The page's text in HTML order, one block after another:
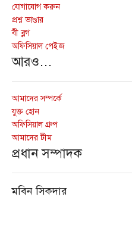
যোগাযোগ করুন
প্রশ্ন ভাণ্ডার
বী ব্লগ
অফিসিয়াল পেইজ
আরও…
আমাদের সম্পর্কে
যুক্ত হোন
অফিসিয়াল গ্রুপ
আমাদের টীম
প্রধান সম্পাদক
মবিন সিকদার